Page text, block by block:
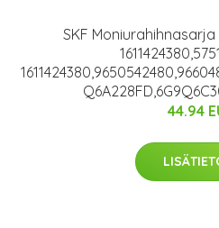
SKF Moniurahihnasarja
44.94